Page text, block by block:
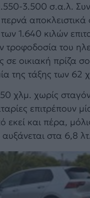
3.500 σ.α.λ.
1.640 κιλών
τροφοδοσία του
σε οικιακή
της τάξης των
χλμ. χωρίς
επιτρέπουν
εκεί και πέρα,
στα 6,8